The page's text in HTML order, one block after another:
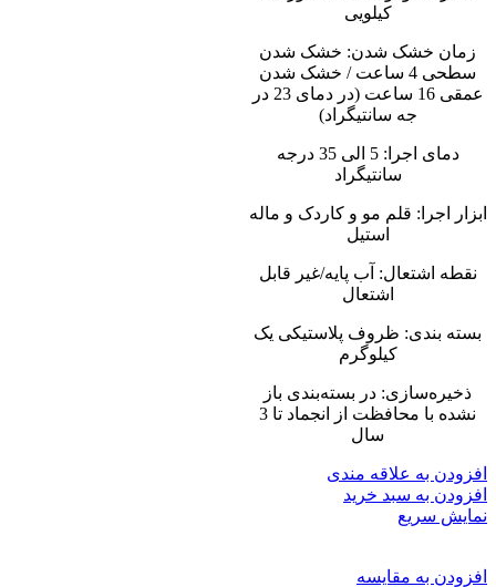
کیلویی
زمان خشک شدن: خشک شدن
سطحی 4 ساعت / خشک شدن
عمقی 16 ساعت (در دمای 23 در
جه سانتیگراد)
دمای اجرا: 5 الی 35 درجه
سانتیگراد
ابزار اجرا: قلم مو و کاردک و ماله
استیل
نقطه اشتعال: آب پایه/غیر قابل
اشتعال
بسته بندی: ظروف پلاستیکی یک
کیلوگرم
ذخیره‌سازی: در بسته‌بندی باز
نشده با محافظت از انجماد تا 3
سال
افزودن به علاقه مندی
افزودن به سبد خرید
نمایش سریع
افزودن به مقایسه